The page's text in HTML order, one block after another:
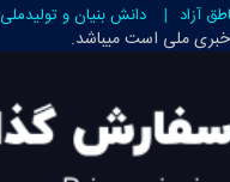
آزاد دانش بنیان و تولیدملی
خبری ملی استمیباشد.